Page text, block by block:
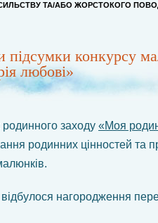
ТА/АБО ЖОРСТОКОГО
підсумки конкурсу
любові»
заходу «Моя
родинних цінностей та
нагородження